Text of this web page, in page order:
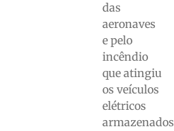
das
aeronaves
e pelo
incêndio
que atingiu
os veículos
elétricos
armazenados